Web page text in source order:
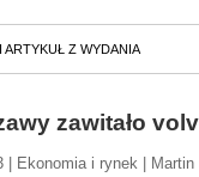
ARTYKUŁ Z WYDANIA
zawitało
| Ekonomia i rynek | Martin